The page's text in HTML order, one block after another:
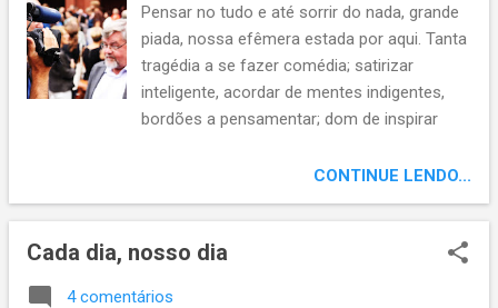
Pensar no tudo e até sorrir do nada, grande
piada, nossa efêmera estada por aqui. Tanta
tragédia a se fazer comédia; satirizar
inteligente, acordar de mentes indigentes,
bordões a pensamentar; dom de inspirar
CONTINUE LENDO...
Cada dia, nosso dia
4 comentários